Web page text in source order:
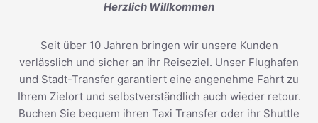
Herzlich Willkommen
Seit über 10 Jahren bringen wir unsere Kunden
verlässlich und sicher an ihr Reiseziel. Unser Flughafen
und Stadt-Transfer garantiert eine angenehme Fahrt zu
Ihrem Zielort und selbstverständlich auch wieder retour.
Buchen Sie bequem ihren Taxi Transfer oder ihr Shuttle